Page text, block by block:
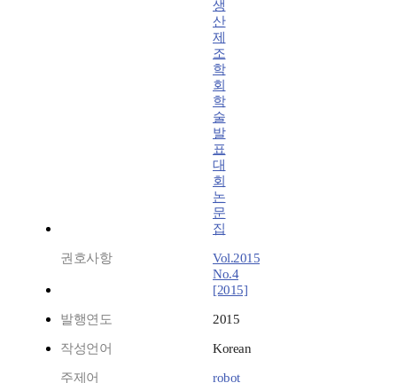
생
산
제
조
학
회
학
술
발
표
대
회
논
문
집
권호사항
Vol.2015
No.4
[2015]
발행연도 2015
작성언어 Korean
주제어 robot